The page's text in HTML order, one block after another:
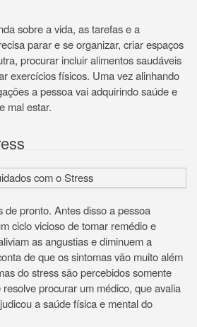
sobre a vida, as tarefas e a
parar e se organizar, criar espaços
procurar incluir alimentos saudáveis
exercícios físicos. Uma vez alinhando
a pessoa vai adquirindo saúde e
mal estar.
de pronto. Antes disso a pessoa
ciclo vicioso de tomar remédio e
as angustias e diminuem a
de que os sintomas vão muito além
do stress são percebidos somente
procurar um médico, que avalia
a saúde física e mental do